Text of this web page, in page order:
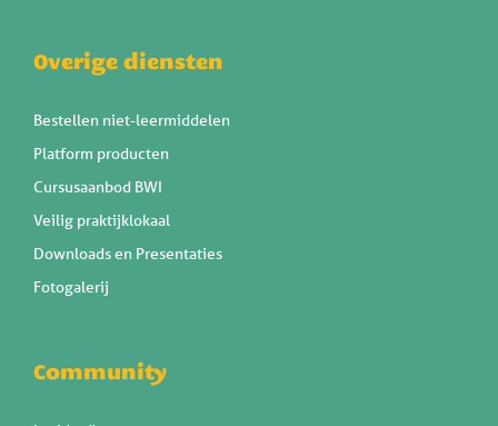
Overige diensten
Bestellen niet-leermiddelen
Platform producten
Cursusaanbod BWI
Veilig praktijklokaal
Downloads en Presentaties
Fotogalerij
Community